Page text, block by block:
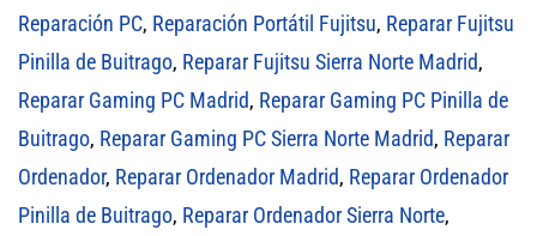
Reparación PC, Reparación Portátil Fujitsu, Reparar Fujitsu
Pinilla de Buitrago, Reparar Fujitsu Sierra Norte Madrid,
Reparar Gaming PC Madrid, Reparar Gaming PC Pinilla de
Buitrago, Reparar Gaming PC Sierra Norte Madrid, Reparar
Ordenador, Reparar Ordenador Madrid, Reparar Ordenador
Pinilla de Buitrago, Reparar Ordenador Sierra Norte,